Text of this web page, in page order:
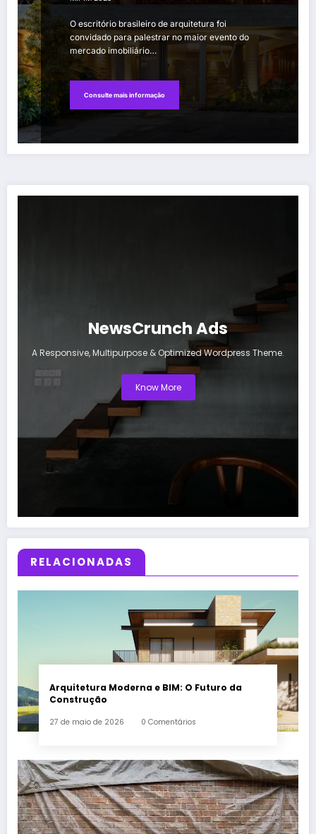
O escritório brasileiro de arquitetura foi
convidado para palestrar no maior evento do
mercado imobiliário…
Consulte mais informação
NewsCrunch Ads
A Responsive, Multipurpose & Optimized Wordpress Theme.
Know More
RELACIONADAS
Arquitetura Moderna e BIM: O Futuro da
Construção
27 de maio de 2026 0 Comentários